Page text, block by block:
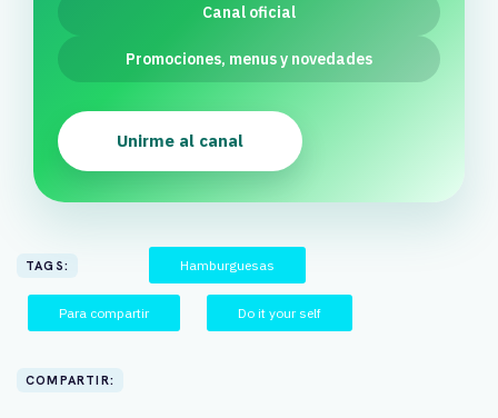
Canal oficial
Promociones, menus y novedades
Unirme al canal
TAGS: Hamburguesas
Para compartir Do it your self
COMPARTIR: